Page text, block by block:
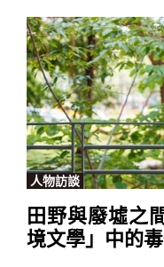
人物訪談
田野與廢墟之
境文學」中的